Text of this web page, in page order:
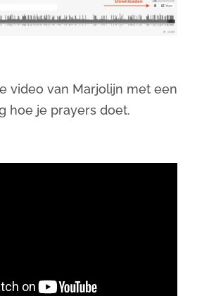
video van Marjolijn met een
hoe je prayers doet.